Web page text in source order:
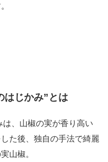
はじかみ”とは
、山椒の実が香り高い
た後、独自の手法で綺麗
山椒。